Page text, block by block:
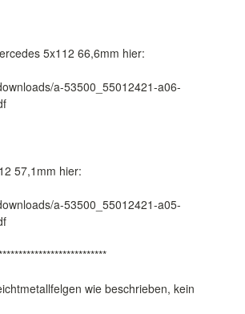
5x112 66,6mm hier:
a-53500_55012421-a06-
57,1mm hier:
a-53500_55012421-a05-
wie beschrieben, kein